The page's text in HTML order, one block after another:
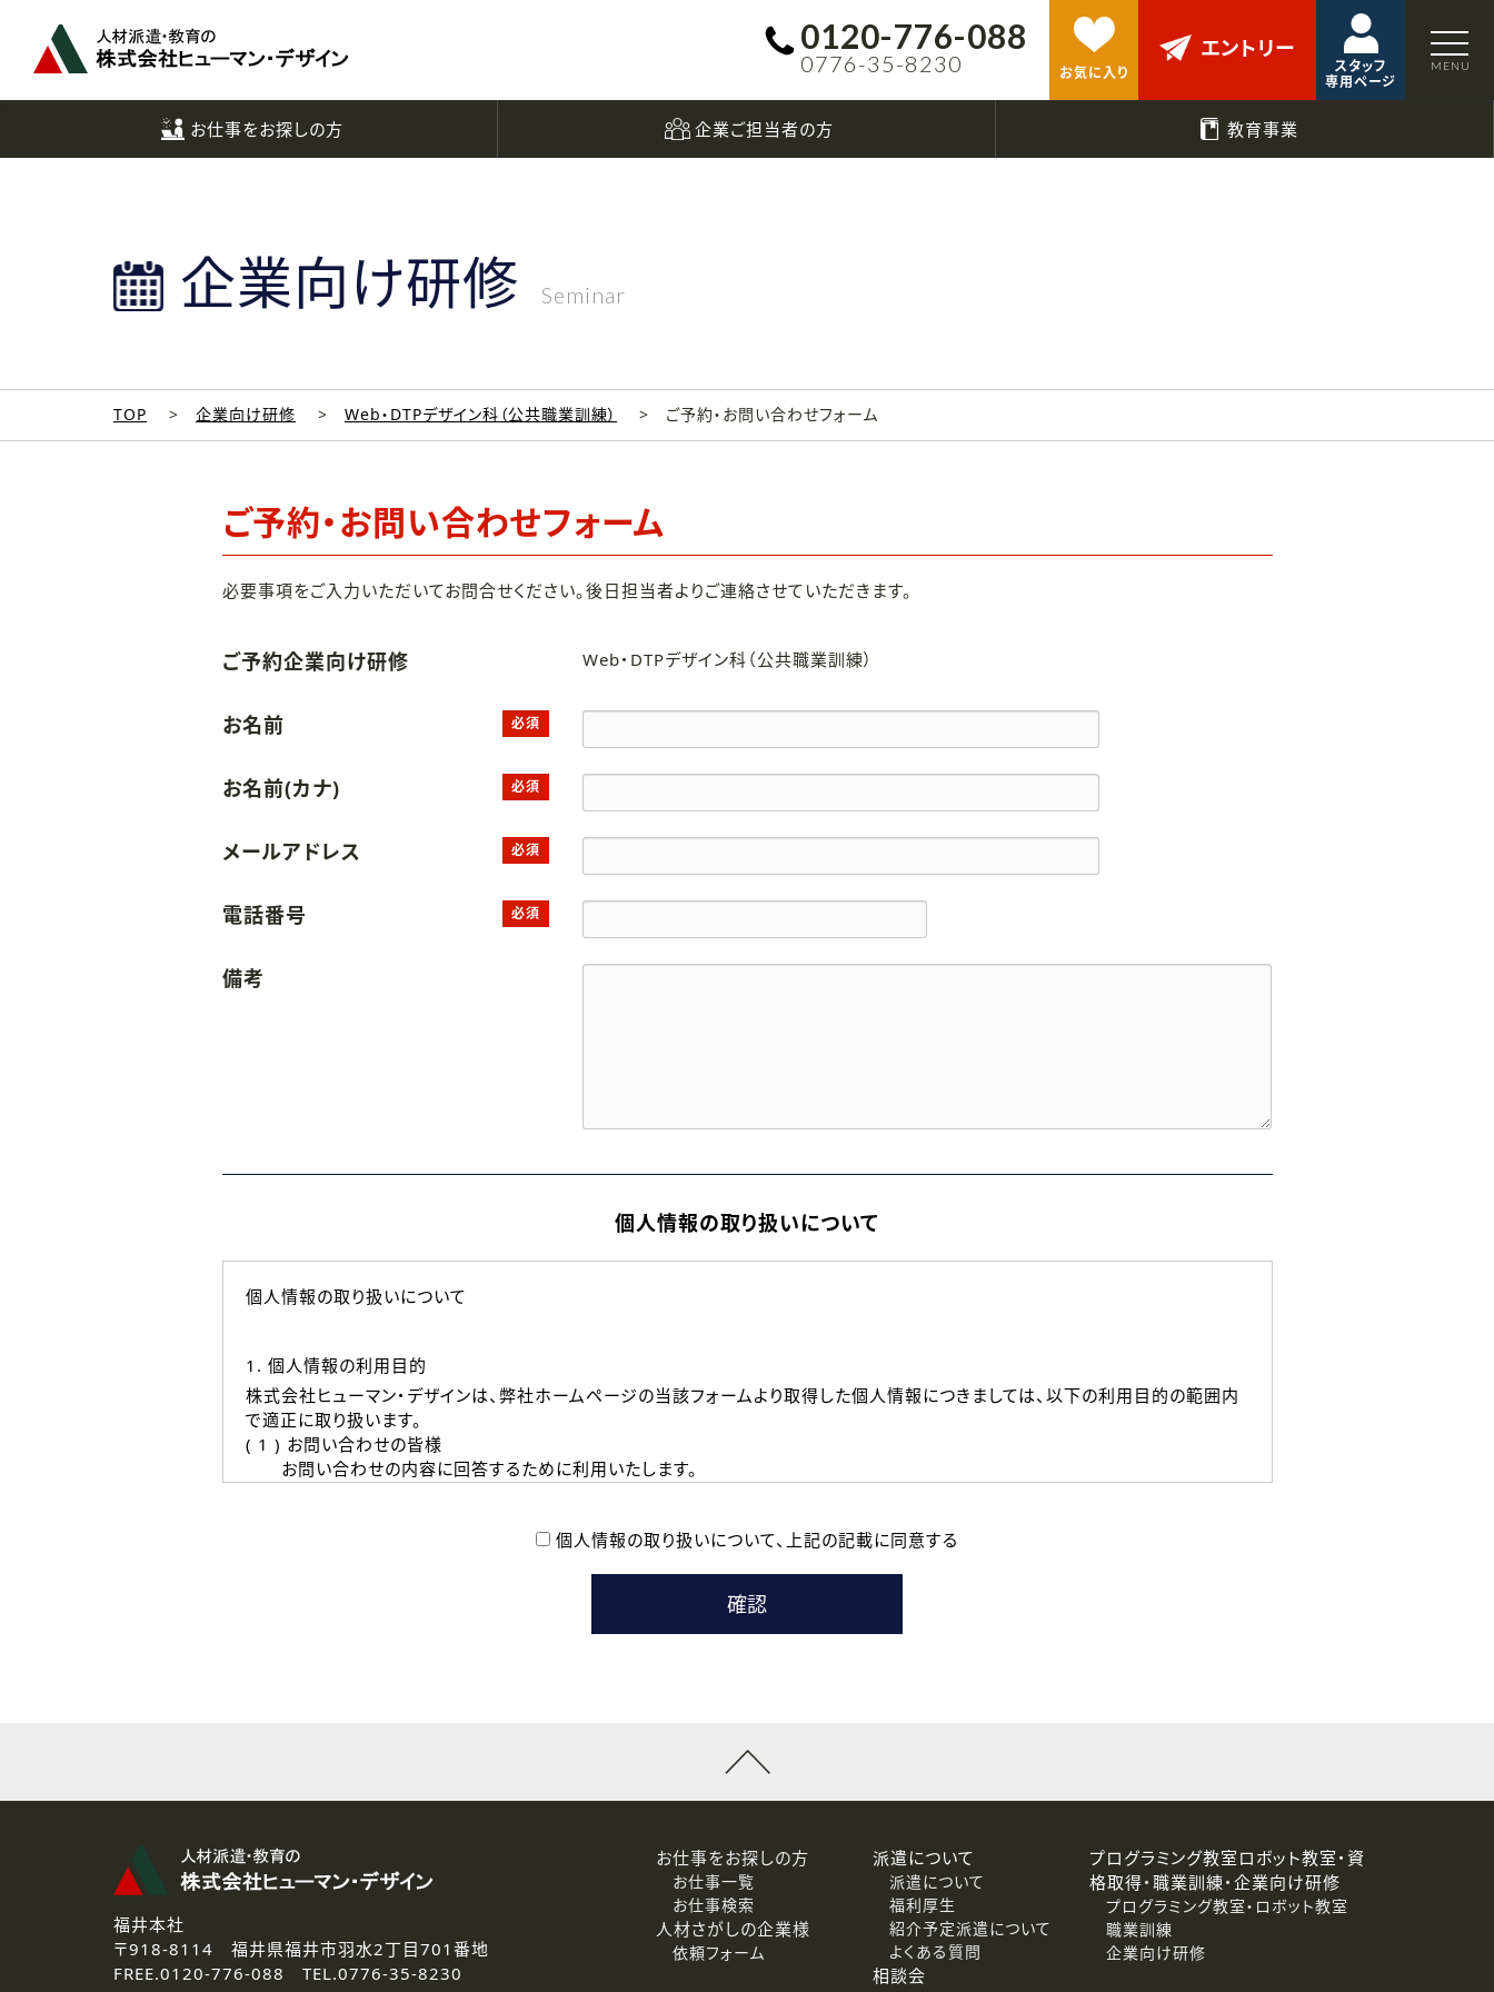
0120-776-088
0776-35-8230 お気に入り
エントリー
スタッフ
専用ページ
お仕事をお探しの方 企業ご担当者の方 教育事業
企業向け研修 Seminar
TOP 企業向け研修 Web・DTPデザイン科（公共職業訓練） ご予約・お問い合わせフォーム
ご予約・お問い合わせフォーム
必要事項をご入力いただいてお問合せください。後日担当者よりご連絡させていただきます。
ご予約企業向け研修 Web・DTPデザイン科（公共職業訓練）
お名前 必須
お名前(カナ) 必須
メールアドレス 必須
電話番号 必須
備考
個人情報の取り扱いについて
個人情報の取り扱いについて
1. 個人情報の利用目的
株式会社ヒューマン・デザインは、弊社ホームページの当該フォームより取得した個人情報につきましては、以下の利用目的の範囲内
で適正に取り扱います。
( 1 ) お問い合わせの皆様
お問い合わせの内容に回答するために利用いたします。
本登録に関するご連絡および本登録時の参考情報として利用いたします。
なお、ご連絡手段は、電話・Ｅメールのいずれかの方法といたします。
3.個人情報の取り扱いの委託
弊社の定める個人情報保護の評価基準を満たした委託先に、個人情報を委託する場合があります。
4.個人情報の開示等について
ご提供いただいた個人情報の開示等（利用目的の通知、開示、訂正、追加または削除、利用の停止、消去および第三者への提供停止）
個人情報の取り扱いについて、 上記の記載に同意する
へ
福井本社
〒918-8114 福井県福井市羽水2丁目701番地
FREE.0120-776-088 TEL.0776-35-8230
お仕事をお探しの方
お仕事一覧
お仕事検索
人材さがしの企業様
依頼フォーム
派遣について
派遣について
福利厚生
紹介予定派遣について
よくある質問
相談会
プログラミング教室ロボット教室・資
格取得・職業訓練・企業向け研修
プログラミング教室・ロボット教室
職業訓練
企業向け研修